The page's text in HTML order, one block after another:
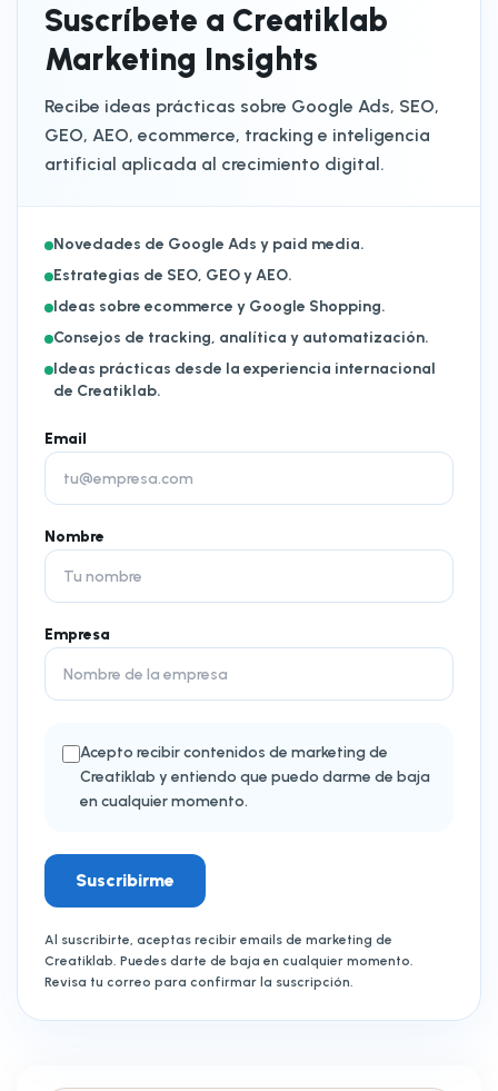
Suscríbete a Creatiklab
Marketing Insights
Recibe ideas prácticas sobre Google Ads, SEO,
GEO, AEO, ecommerce, tracking e inteligencia
artificial aplicada al crecimiento digital.
Novedades de Google Ads y paid media.
Estrategias de SEO, GEO y AEO.
Ideas sobre ecommerce y Google Shopping.
Consejos de tracking, analítica y automatización.
Ideas prácticas desde la experiencia internacional
de Creatiklab.
Email
Nombre
Empresa
Acepto recibir contenidos de marketing de
Creatiklab y entiendo que puedo darme de baja
en cualquier momento.
Suscribirme
Al suscribirte, aceptas recibir emails de marketing de
Creatiklab. Puedes darte de baja en cualquier momento.
Revisa tu correo para confirmar la suscripción.